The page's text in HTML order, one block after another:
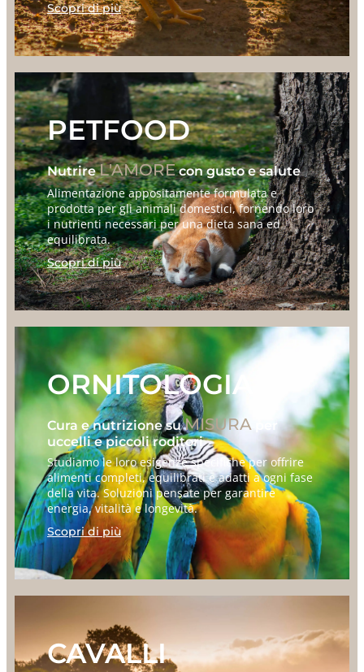
Scopri di più
PETFOOD
NutrireL'AMOREcon gusto e salute
Alimentazione appositamente formulata e
prodotta per gli animali domestici, fornendo loro
i nutrienti necessari per una dieta sana ed
equilibrata.
Scopri di più
ORNITOLOGIA
Cura e nutrizione suMISURA per
uccelli e piccoli roditori
Studiamo le loro esigenze specifiche per offrire
alimenti completi, equilibrati e adatti a ogni fase
della vita. Soluzioni pensate per garantire
energia, vitalità e longevità.
Scopri di più
CAVALLI